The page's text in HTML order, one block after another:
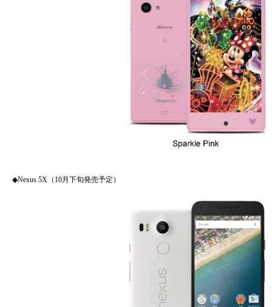
◆Nexus 5X（10月下旬発売予定）